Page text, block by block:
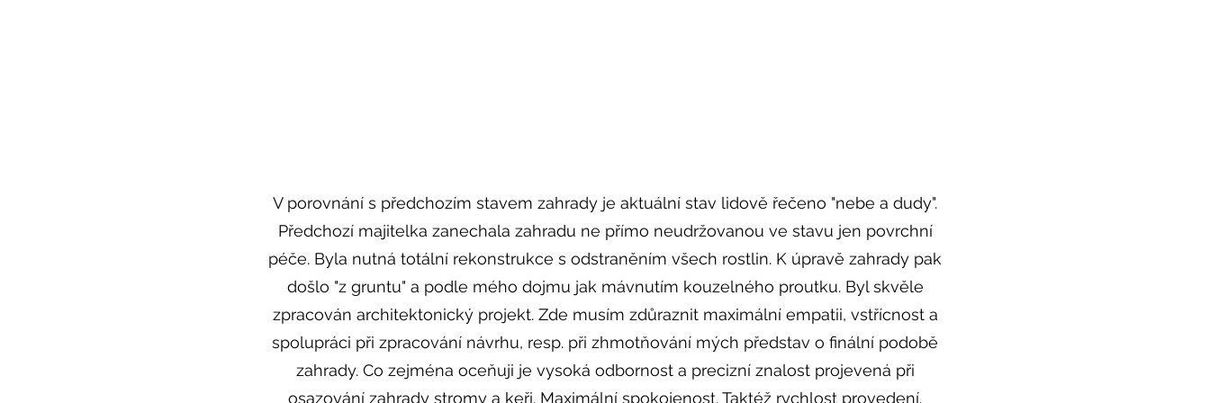
V porovnání s předchozím stavem zahrady je aktuální stav lidově řečeno "nebe a dudy".
Předchozí majitelka zanechala zahradu ne přímo neudržovanou ve stavu jen povrchní
péče. Byla nutná totální rekonstrukce s odstraněním všech rostlin. K úpravě zahrady pak
došlo "z gruntu" a podle mého dojmu jak mávnutím kouzelného proutku. Byl skvěle
zpracován architektonický projekt. Zde musím zdůraznit maximální empatii, vstřícnost a
spolupráci při zpracování návrhu, resp. při zhmotňování mých představ o finální podobě
zahrady. Co zejména oceňuji je vysoká odbornost a precizní znalost projevená při
osazování zahrady stromy a keři. Maximální spokojenost. Taktéž rychlost provedení.